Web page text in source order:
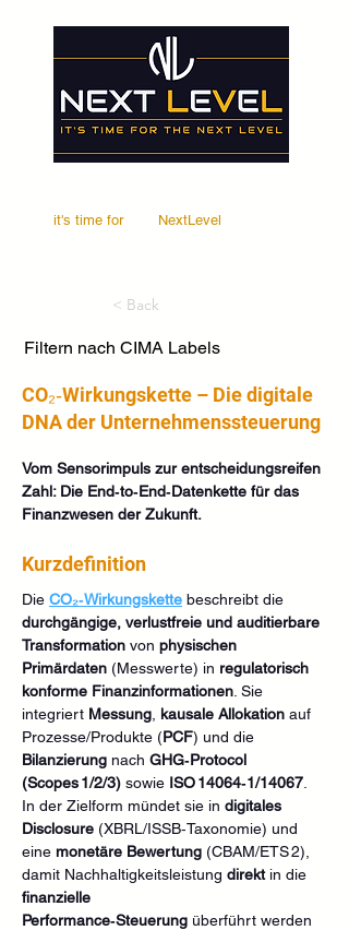
it's time for NextLevel
< Back
Filtern nach CIMA Labels
CO₂‑Wirkungskette – Die digitale
DNA der Unternehmenssteuerung
Vom Sensorimpuls zur entscheidungsreifen
Zahl: Die End‑to‑End‑Datenkette für das
Finanzwesen der Zukunft.
Kurzdefinition
Die CO₂‑Wirkungskette beschreibt die
durchgängige, verlustfreie und auditierbare
Transformation von physischen
Primärdaten (Messwerte) in regulatorisch
konforme Finanzinformationen . Sie
integriert Messung kausale Allokation auf
Prozesse/Produkte (PCF) und die
Bilanzierung nach GHG‑Protocol
(Scopes 1/2/3) sowie ISO 14064‑1/14067
In der Zielform mündet sie in digitales
Disclosure (XBRL/ISSB‑Taxonomie) und
eine monetäre Bewertung (CBAM/ETS 2),
damit Nachhaltigkeitsleistung direkt in die
finanzielle
Performance‑Steuerung überführt werden